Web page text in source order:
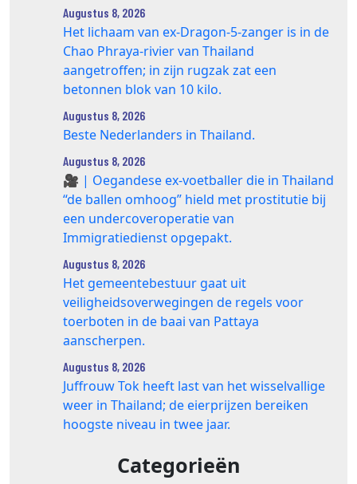
Augustus 8, 2026
Het lichaam van ex-Dragon‑5‑zanger is in de
Chao Phraya‑rivier van Thailand
aangetroffen; in zijn rugzak zat een
betonnen blok van 10 kilo.
Augustus 8, 2026
Beste Nederlanders in Thailand.
Augustus 8, 2026
🎥 | Oegandese ex-voetballer die in Thailand
“de ballen omhoog” hield met prostitutie bij
een undercoveroperatie van
Immigratiedienst opgepakt.
Augustus 8, 2026
Het gemeentebestuur gaat uit
veiligheidsoverwegingen de regels voor
toerboten in de baai van Pattaya
aanscherpen.
Augustus 8, 2026
Juffrouw Tok heeft last van het wisselvallige
weer in Thailand; de eierprijzen bereiken
hoogste niveau in twee jaar.
Categorieën